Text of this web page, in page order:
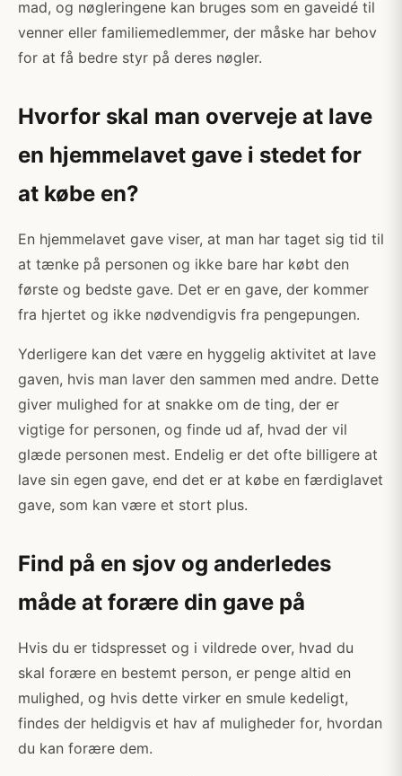
mad, og nøgleringene kan bruges som en gaveidé til
venner eller familiemedlemmer, der måske har behov
for at få bedre styr på deres nøgler.
Hvorfor skal man overveje at lave
en hjemmelavet gave i stedet for
at købe en?
En hjemmelavet gave viser, at man har taget sig tid til
at tænke på personen og ikke bare har købt den
første og bedste gave. Det er en gave, der kommer
fra hjertet og ikke nødvendigvis fra pengepungen.
Yderligere kan det være en hyggelig aktivitet at lave
gaven, hvis man laver den sammen med andre. Dette
giver mulighed for at snakke om de ting, der er
vigtige for personen, og finde ud af, hvad der vil
glæde personen mest. Endelig er det ofte billigere at
lave sin egen gave, end det er at købe en færdiglavet
gave, som kan være et stort plus.
Find på en sjov og anderledes
måde at forære din gave på
Hvis du er tidspresset og i vildrede over, hvad du
skal forære en bestemt person, er penge altid en
mulighed, og hvis dette virker en smule kedeligt,
findes der heldigvis et hav af muligheder for, hvordan
du kan forære dem.